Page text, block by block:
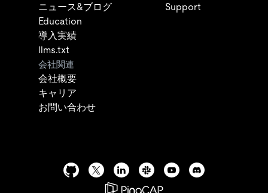
ニュース&ブログ
Education
導入実績
llms.txt
Support
会社関連
会社概要
キャリア
お問い合わせ